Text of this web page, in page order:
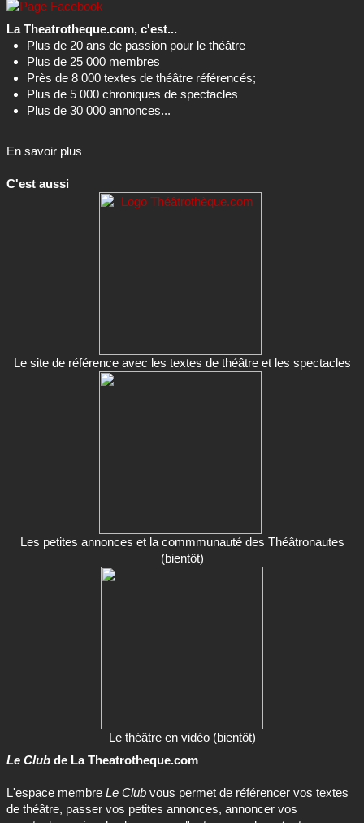
La Theatrotheque.com, c'est...
Plus de 20 ans de passion pour le théâtre
Plus de 25 000 membres
Près de 8 000 textes de théâtre référencés;
Plus de 5 000 chroniques de spectacles
Plus de 30 000 annonces...
En savoir plus
C'est aussi
Le site de référence avec les textes de théâtre et les spectacles
Les petites annonces et la commmunauté des Théâtronautes
(bientôt)
Le théâtre en vidéo (bientôt)
Le Club de La Theatrotheque.com
L'espace membre Le Club vous permet de référencer vos textes
de théâtre, passer vos petites annonces, annoncer vos